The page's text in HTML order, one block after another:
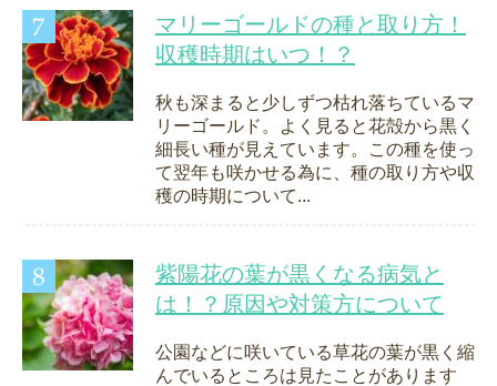
マリーゴールドの種と取り方！
収穫時期はいつ！？
秋も深まると少しずつ枯れ落ちているマ
リーゴールド。よく見ると花殻から黒く
細長い種が見えています。この種を使っ
て翌年も咲かせる為に、種の取り方や収
穫の時期について...
紫陽花の葉が黒くなる病気と
は！？原因や対策方について
公園などに咲いている草花の葉が黒く縮
んでいるところは見たことがあります